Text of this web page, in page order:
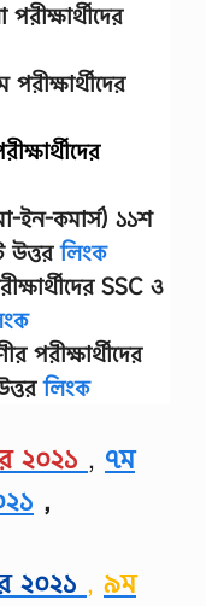
পরীক্ষার্থীদের
ইন-কমার্স) ১১শ
উত্তরলিংক
SSC ও
পরীক্ষার্থীদের
লিংক
২০২১ , ৭ম
,
২০২১ , ৯ম